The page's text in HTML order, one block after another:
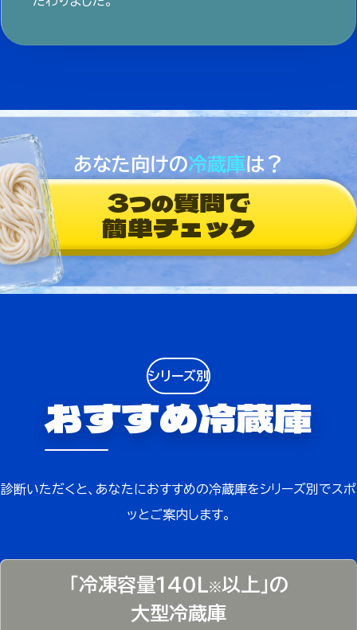
あなた向けの冷蔵庫は？
3つの質問で
簡単チェック
シリーズ別
おすすめ冷蔵庫
診断いただくと、あなたにおすすめの冷蔵庫をシリーズ別でスポ
ッとご案内します。
「冷凍容量140L ※以上」の
大型冷蔵庫